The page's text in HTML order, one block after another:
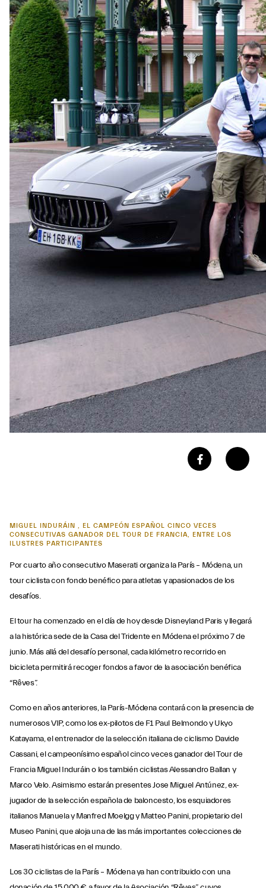
MIGUEL INDURÁIN , EL CAMPEÓN ESPAÑOL CINCO VECES
CONSECUTIVAS GANADOR DEL TOUR DE FRANCIA, ENTRE LOS
ILUSTRES PARTICIPANTES
Por cuarto año consecutivo Maserati organiza la París – Módena, un
tour ciclista con fondo benéfico para atletas y apasionados de los
desafíos.
El tour ha comenzado en el día de hoy desde Disneyland Paris y llegará
a la histórica sede de la Casa del Tridente en Módena el próximo 7 de
junio. Más allá del desafío personal, cada kilómetro recorrido en
bicicleta permitirá recoger fondos a favor de la asociación benéfica
“Rêves”.
Como en años anteriores, la París-Módena contará con la presencia de
numerosos VIP, como los ex-pilotos de F1 Paul Belmondo y Ukyo
Katayama, el entrenador de la selección italiana de ciclismo Davide
Cassani, el campeonísimo español cinco veces ganador del Tour de
Francia Miguel Induráin o los también ciclistas Alessandro Ballan y
Marco Velo. Asimismo estarán presentes Jose Miguel Antúnez, ex-
jugador de la selección española de baloncesto, los esquiadores
italianos Manuela y Manfred Moelgg y Matteo Panini, propietario del
Museo Panini, que aloja una de las más importantes colecciones de
Maserati históricas en el mundo.
Los 30 ciclistas de la París – Módena ya han contribuido con una